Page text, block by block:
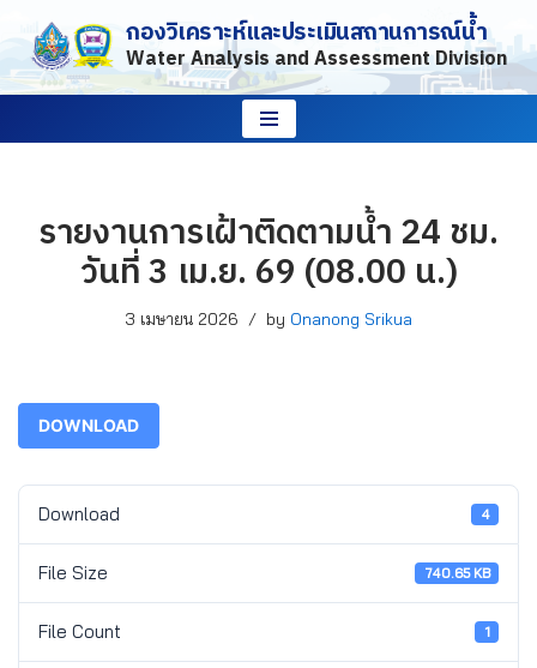
Skip
to
กองวิเคราะห์และประเมินสถานการณ์น้ำ
Water Analysis and Assessment Division
รายงานการเฝ้าติดตามน้ำ 24 ชม.
วันที่ 3 เม.ย. 69 (08.00 น.)
3 เมษายน 2026 by Onanong Srikua
DOWNLOAD
Download 4
File Size 740.65 KB
File Count 1